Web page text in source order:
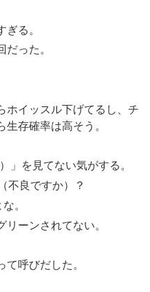
る。
った。
ホイッスル下げてるし、チ
存確率は高そう。
」を見てない気がする。
不良ですか）？
。
ーンされてない。
呼びだした。